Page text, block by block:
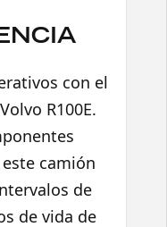
con el
R100E.
camión
de
de vida de